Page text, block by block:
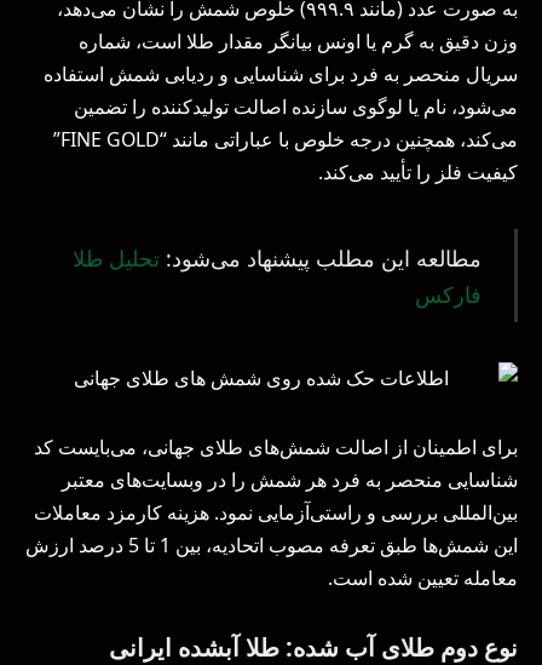
به صورت عدد (مانند ۹۹۹.۹) خلوص شمش را نشان می‌دهد،
وزن دقیق به گرم یا اونس بیانگر مقدار طلا است، شماره
سریال منحصر به فرد برای شناسایی و ردیابی شمش استفاده
می‌شود، نام یا لوگوی سازنده اصالت تولیدکننده را تضمین
می‌کند، همچنین درجه خلوص با عباراتی مانند “FINE GOLD”
کیفیت فلز را تأیید می‌کند.
مطالعه این مطلب پیشنهاد می‌شود: تحلیل طلا
فارکس
برای اطمینان از اصالت شمش‌های طلای جهانی، می‌بایست کد
شناسایی منحصر به فرد هر شمش را در وبسایت‌های معتبر
بین‌المللی بررسی و راستی‌آزمایی نمود. هزینه کارمزد معاملات
این شمش‌ها طبق تعرفه مصوب اتحادیه، بین 1 تا 5 درصد ارزش
معامله تعیین شده است.
نوع دوم طلای آب شده: طلا آبشده ایرانی